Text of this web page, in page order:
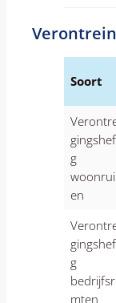
Soort
g
en
g
mten